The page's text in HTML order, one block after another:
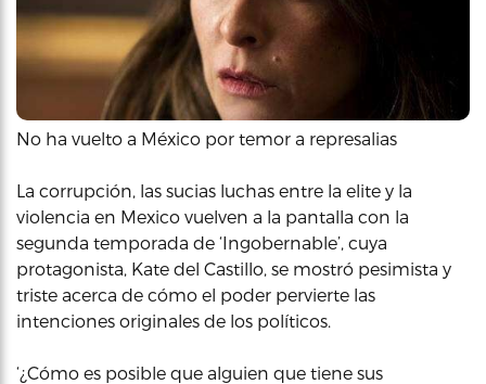
No ha vuelto a México por temor a represalias
La corrupción, las sucias luchas entre la elite y la
violencia en Mexico vuelven a la pantalla con la
segunda temporada de ‘Ingobernable’, cuya
protagonista, Kate del Castillo, se mostró pesimista y
triste acerca de cómo el poder pervierte las
intenciones originales de los políticos.
‘¿Cómo es posible que alguien que tiene sus